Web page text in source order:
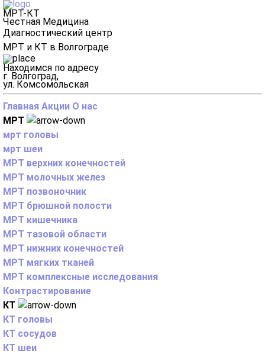
МРТ-КТ
Честная Медицина
Диагностический центр
МРТ и КТ в Волгограде
Находимся по адресу
г. Волгоград,
ул. Комсомольская
Главная Акции О нас
МРТ
мрт головы
мрт шеи
МРТ верхних конечностей
МРТ молочных желез
МРТ позвоночник
МРТ брюшной полости
МРТ кишечника
МРТ тазовой области
МРТ нижних конечностей
МРТ мягких тканей
МРТ комплексные исследования
Контрастирование
КТ
КТ головы
КТ сосудов
КТ шеи